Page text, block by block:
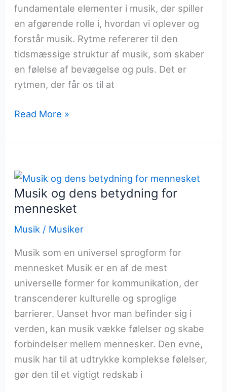
fundamentale elementer i musik, der spiller
en afgørende rolle i, hvordan vi oplever og
forstår musik. Rytme refererer til den
tidsmæssige struktur af musik, som skaber
en følelse af bevægelse og puls. Det er
rytmen, der får os til at
Rytme
tempo
populærmusik
Read More »
Musik og dens betydning for
mennesket
Musik / Musiker
Musik som en universel sprogform for
mennesket Musik er en af de mest
universelle former for kommunikation, der
transcenderer kulturelle og sproglige
barrierer. Uanset hvor man befinder sig i
verden, kan musik vække følelser og skabe
forbindelser mellem mennesker. Den evne,
musik har til at udtrykke komplekse følelser,
gør den til et vigtigt redskab i